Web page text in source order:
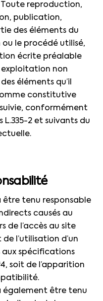
Toute reproduction,
publication,
des éléments du
le procédé utilisé,
écrite préalable
non
éléments qu’il
constitutive
conformément
L.335-2 et suivants du
être tenu responsable
causés au
de l’accès au site
l’utilisation d’un
spécifications
soit de l’apparition
également être tenu